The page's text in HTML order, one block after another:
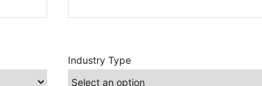
Industry Type